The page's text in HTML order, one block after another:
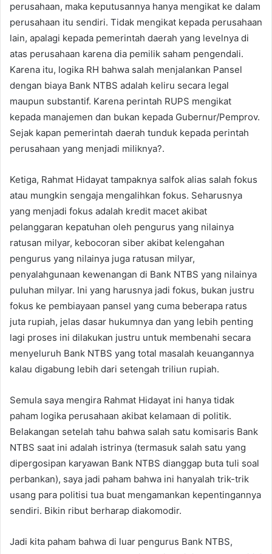
perusahaan, maka keputusannya hanya mengikat ke dalam
perusahaan itu sendiri. Tidak mengikat kepada perusahaan
lain, apalagi kepada pemerintah daerah yang levelnya di
atas perusahaan karena dia pemilik saham pengendali.
Karena itu, logika RH bahwa salah menjalankan Pansel
dengan biaya Bank NTBS adalah keliru secara legal
maupun substantif. Karena perintah RUPS mengikat
kepada manajemen dan bukan kepada Gubernur/Pemprov.
Sejak kapan pemerintah daerah tunduk kepada perintah
perusahaan yang menjadi miliknya?.
Ketiga, Rahmat Hidayat tampaknya salfok alias salah fokus
atau mungkin sengaja mengalihkan fokus. Seharusnya
yang menjadi fokus adalah kredit macet akibat
pelanggaran kepatuhan oleh pengurus yang nilainya
ratusan milyar, kebocoran siber akibat kelengahan
pengurus yang nilainya juga ratusan milyar,
penyalahgunaan kewenangan di Bank NTBS yang nilainya
puluhan milyar. Ini yang harusnya jadi fokus, bukan justru
fokus ke pembiayaan pansel yang cuma beberapa ratus
juta rupiah, jelas dasar hukumnya dan yang lebih penting
lagi proses ini dilakukan justru untuk membenahi secara
menyeluruh Bank NTBS yang total masalah keuangannya
kalau digabung lebih dari setengah triliun rupiah.
Semula saya mengira Rahmat Hidayat ini hanya tidak
paham logika perusahaan akibat kelamaan di politik.
Belakangan setelah tahu bahwa salah satu komisaris Bank
NTBS saat ini adalah istrinya (termasuk salah satu yang
dipergosipan karyawan Bank NTBS dianggap buta tuli soal
perbankan), saya jadi paham bahwa ini hanyalah trik-trik
usang para politisi tua buat mengamankan kepentingannya
sendiri. Bikin ribut berharap diakomodir.
Jadi kita paham bahwa di luar pengurus Bank NTBS,